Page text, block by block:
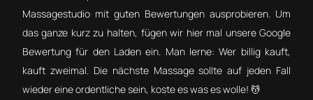
Massagestudio mit guten Bewertungen ausprobieren. Um
das ganze kurz zu halten, fügen wir hier mal unsere Google
Bewertung für den Laden ein. Man lerne: Wer billig kauft,
kauft zweimal. Die nächste Massage sollte auf jeden Fall
wieder eine ordentliche sein, koste es was es wolle! 💆